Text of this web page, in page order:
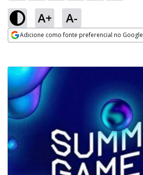
A+ A-
Adicione como fonte preferencial no Google